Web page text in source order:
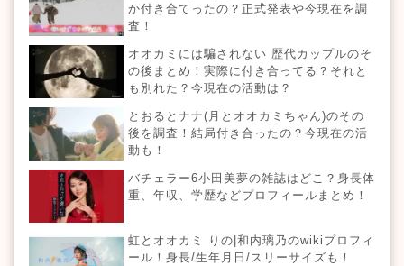
か付き合てったの？正式発表や今現在を調
査！
オオカミには騙されない 歴代カップルのそ
の後まとめ！実際に付き合ってる？それと
も別れた？今現在の活動は？
とおるとナナ(月とオオカミちゃん)のその
後を調査！結局付き合ったの？今現在の活
動も！
バチェラー6小田美夢の雑誌はどこ？身長体
重、年収、学歴などプロフィールまとめ！
虹とオオカミ りの|和内璃乃のwikiプロフィ
ール！身長/生年月日/スリーサイズも！